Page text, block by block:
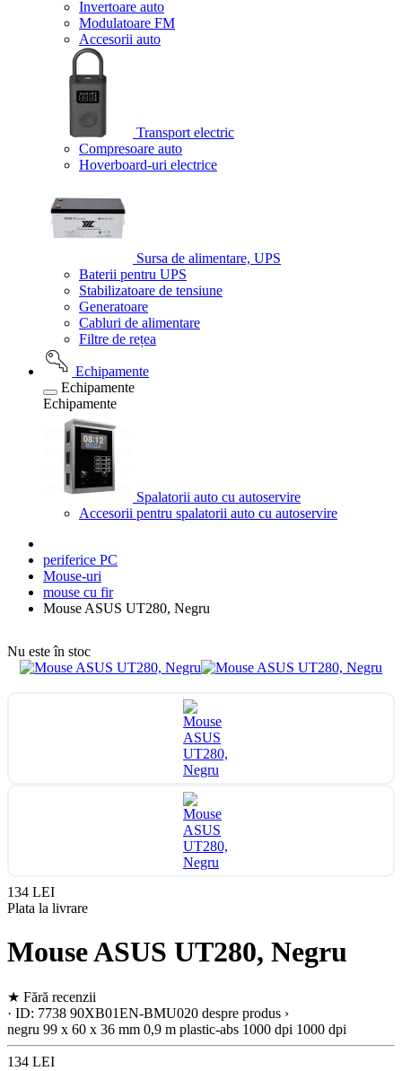
Invertoare auto
Modulatoare FM
Accesorii auto
Transport electric
Compresoare auto
Hoverboard-uri electrice
Sursa de alimentare, UPS
Baterii pentru UPS
Stabilizatoare de tensiune
Generatoare
Cabluri de alimentare
Filtre de rețea
Echipamente
Echipamente
Echipamente
Spalatorii auto cu autoservire
Accesorii pentru spalatorii auto cu autoservire
periferice PC
Mouse-uri
mouse cu fir
Mouse ASUS UT280, Negru
Nu este în stoc
134 LEI
Plata la livrare
Mouse ASUS UT280, Negru
★ Fără recenzii
· ID: 7738 90XB01EN-BMU020 despre produs ›
negru 99 x 60 x 36 mm 0,9 m plastic-abs 1000 dpi 1000 dpi
134 LEI